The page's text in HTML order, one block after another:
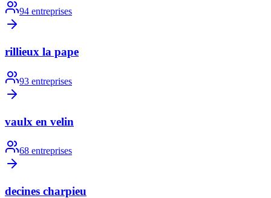
94 entreprises
rillieux la pape
93 entreprises
vaulx en velin
68 entreprises
decines charpieu